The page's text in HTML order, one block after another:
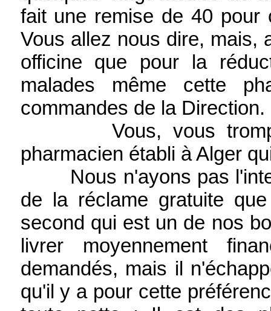
fait une remise de 40 pour
Vous allez nous dire, mais,
officine que pour la
malades même cette
commandes de la Direction.
Vous, vous trompez
pharmacien établi à Alger
Nous n'ayons pas
de la réclame gratuite
second qui est un de nos
livrer moyennement
demandés, mais il
qu'il y a pour cette